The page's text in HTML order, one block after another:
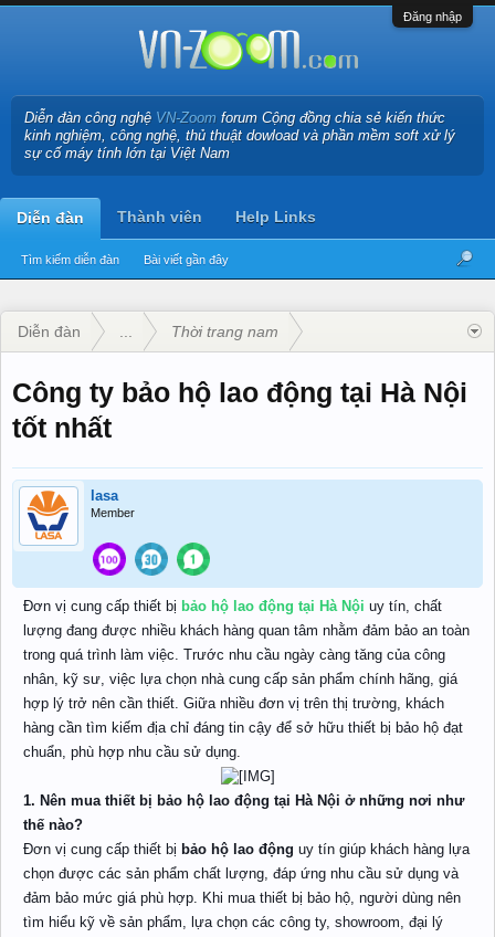
Đăng nhập
Diễn đàn công nghệ VN-Zoom forum Cộng đồng chia sẻ kiến thức
kinh nghiệm, công nghệ, thủ thuật dowload và phần mềm soft xử lý
sự cố máy tính lớn tại Việt Nam
Diễn đàn
Tìm kiếm diễn đàn Bài viết gần đây
Thành viên Help Links
Diễn đàn Thời trang nam
Công ty bảo hộ lao động tại Hà Nội
tốt nhất
lasa
Member
Đơn vị cung cấp thiết bị bảo hộ lao động tại Hà Nội uy tín, chất
lượng đang được nhiều khách hàng quan tâm nhằm đảm bảo an toàn
trong quá trình làm việc. Trước nhu cầu ngày càng tăng của công
nhân, kỹ sư, việc lựa chọn nhà cung cấp sản phẩm chính hãng, giá
hợp lý trở nên cần thiết. Giữa nhiều đơn vị trên thị trường, khách
hàng cần tìm kiếm địa chỉ đáng tin cậy để sở hữu thiết bị bảo hộ đạt
chuẩn, phù hợp nhu cầu sử dụng.
1. Nên mua thiết bị bảo hộ lao động tại Hà Nội ở những nơi như
thế nào?
Đơn vị cung cấp thiết bị bảo hộ lao động uy tín giúp khách hàng lựa
chọn được các sản phẩm chất lượng, đáp ứng nhu cầu sử dụng và
đảm bảo mức giá phù hợp. Khi mua thiết bị bảo hộ, người dùng nên
tìm hiểu kỹ về sản phẩm, lựa chọn các công ty, showroom, đại lý